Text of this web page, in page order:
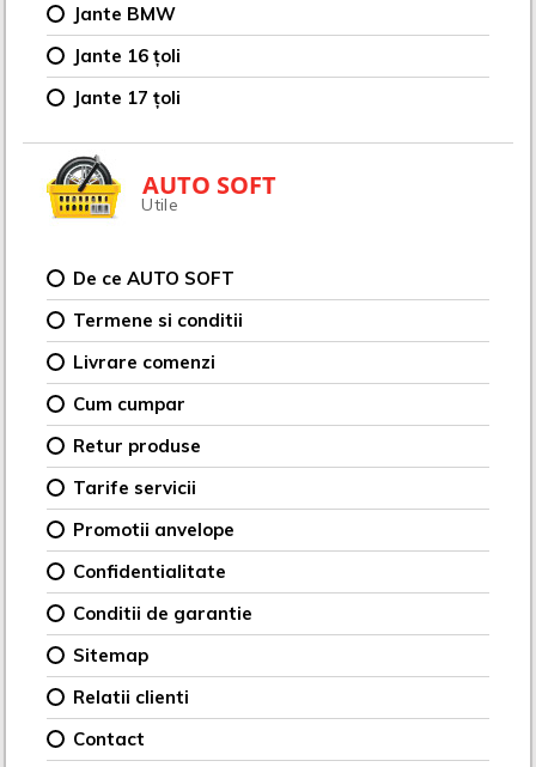
Jante BMW
Jante 16 țoli
Jante 17 țoli
AUTO SOFT
Utile
De ce AUTO SOFT
Termene si conditii
Livrare comenzi
Cum cumpar
Retur produse
Tarife servicii
Promotii anvelope
Confidentialitate
Conditii de garantie
Sitemap
Relatii clienti
Contact